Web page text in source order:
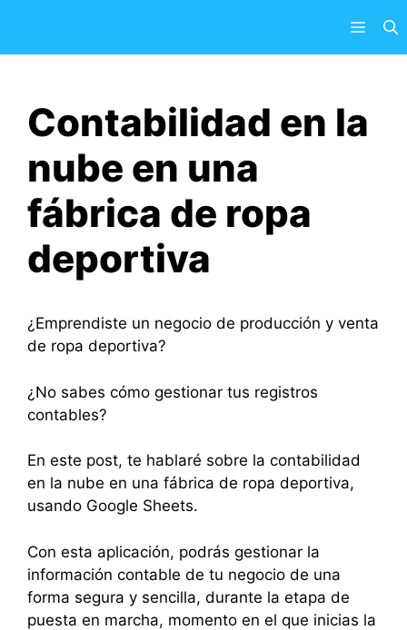
contenido
Menú
Contabilidad en la
nube en una
fábrica de ropa
deportiva
¿Emprendiste un negocio de producción y venta
de ropa deportiva?
¿No sabes cómo gestionar tus registros
contables?
En este post, te hablaré sobre la contabilidad
en la nube en una fábrica de ropa deportiva,
usando Google Sheets.
Con esta aplicación, podrás gestionar la
información contable de tu negocio de una
forma segura y sencilla, durante la etapa de
puesta en marcha, momento en el que inicias la